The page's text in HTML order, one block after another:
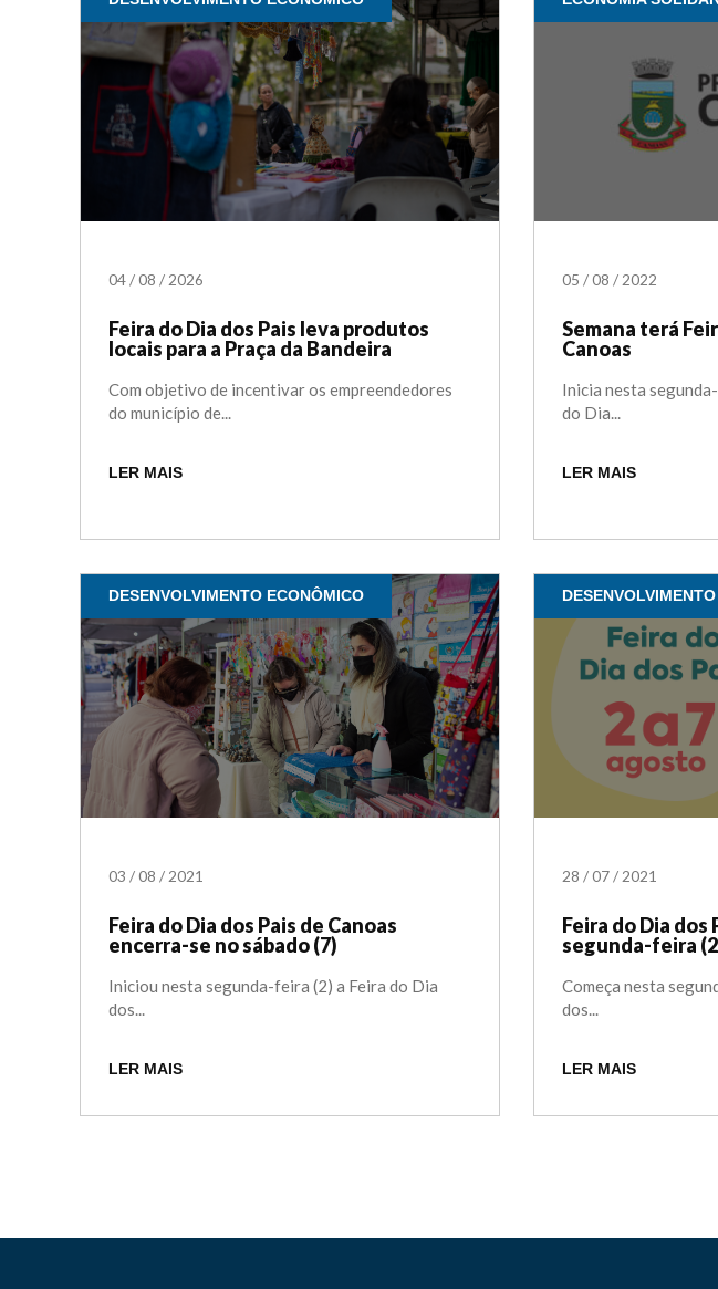
04/08 /2026
Feira do Dia dos Pais leva produtos
locais para a Praça da Bandeira
Com objetivo de incentivar os empreendedores
do município de...
LER MAIS
05 /08 /2022
Semana terá
Canoas
Inicia nesta
do Dia...
LER MAIS
DESENVOLVIMENTO ECONÔMICO
03 /08 /2021
Feira do Dia dos Pais de Canoas
encerra-se no sábado (7)
Iniciou nesta segunda-feira (2) a Feira do Dia
dos...
LER MAIS
28 /07/2021
Feira do Dia dos
segunda-feira
Começa nesta
dos...
LER MAIS